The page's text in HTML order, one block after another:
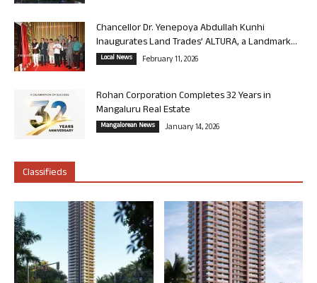
Chancellor Dr. Yenepoya Abdullah Kunhi
Inaugurates Land Trades’ ALTURA, a Landmark...
Local News February 11, 2026
Rohan Corporation Completes 32 Years in
Mangaluru Real Estate
Mangalorean News January 14, 2026
Classifieds